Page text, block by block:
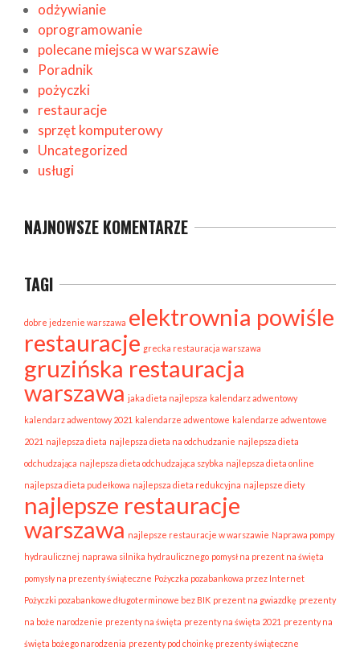
odżywianie
oprogramowanie
polecane miejsca w warszawie
Poradnik
pożyczki
restauracje
sprzęt komputerowy
Uncategorized
usługi
NAJNOWSZE KOMENTARZE
TAGI
dobre jedzenie warszawa elektrownia powiśle
restauracje grecka restauracja warszawa
gruzińska restauracja
warszawa jaka dieta najlepsza kalendarz adwentowy
kalendarz adwentowy 2021 kalendarze adwentowe kalendarze adwentowe
2021 najlepsza dieta najlepsza dieta na odchudzanie najlepsza dieta
odchudzająca najlepsza dieta odchudzająca szybka najlepsza dieta online
najlepsza dieta pudełkowa najlepsza dieta redukcyjna najlepsze diety
najlepsze restauracje
warszawa najlepsze restauracje w warszawie Naprawa pompy
hydraulicznej naprawa silnika hydraulicznego pomysł na prezent na święta
pomysły na prezenty świąteczne Pożyczka pozabankowa przez Internet
Pożyczki pozabankowe długoterminowe bez BIK prezent na gwiazdkę prezenty
na boże narodzenie prezenty na święta prezenty na święta 2021 prezenty na
święta bożego narodzenia prezenty pod choinkę prezenty świąteczne